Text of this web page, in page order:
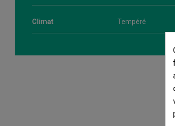
Climat Tempéré